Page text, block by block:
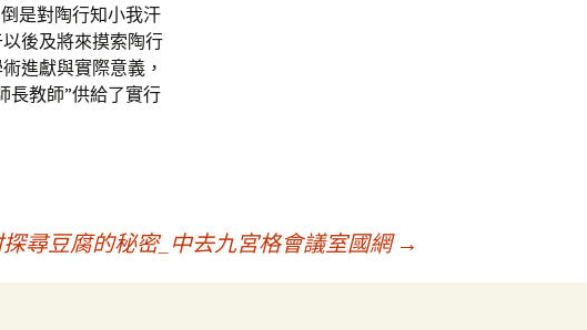
是對陶行知小我汗
後及將來摸索陶行
進獻與實際意義，
長教師”供給了實行
尋豆腐的秘密_中去九宮格會議室國網 →